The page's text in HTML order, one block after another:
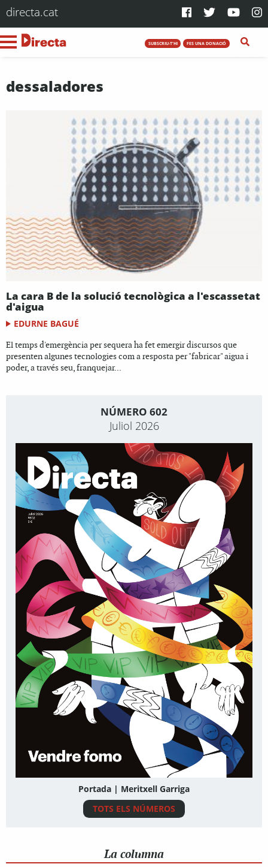
directa.cat
SUBSCRIU-T'HI FES UNA DONACIÓ
dessaladores
La cara B de la solució tecnològica a l'escassetat
d'aigua
EDURNE BAGUÉ
El temps d'emergència per sequera ha fet emergir discursos que
presenten algunes tecnologies com a resposta per "fabricar" aigua i
poder, a través seu, franquejar...
NÚMERO 602
Juliol 2026
Portada | Meritxell Garriga
TOTS ELS NÚMEROS
La columna